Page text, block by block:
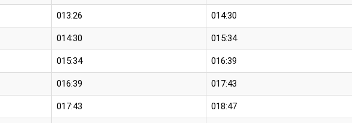
013:26 014:30
014:30 015:34
015:34 016:39
016:39 017:43
017:43 018:47